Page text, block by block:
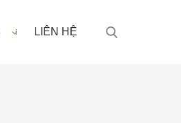
LIÊN HỆ